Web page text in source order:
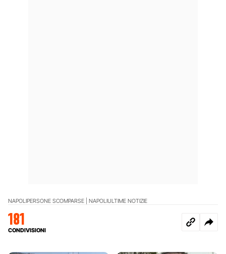
NAPOLIPERSONE SCOMPARSE | NAPOLIULTIME NOTIZIE
181
CONDIVISIONI